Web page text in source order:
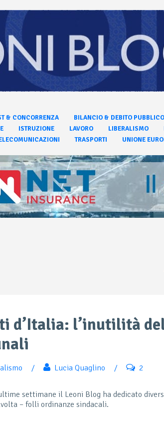
& CONCORRENZA BILANCIO & DEBITO PUBBLICO
ISTRUZIONE LAVORO LIBERALISMO
TRASPORTI UNIONE
d’Italia: l’inutilità
/ Lucia Quaglino / 2
settimane il Leoni Blog ha dedicato
– folli ordinanze sindacali.